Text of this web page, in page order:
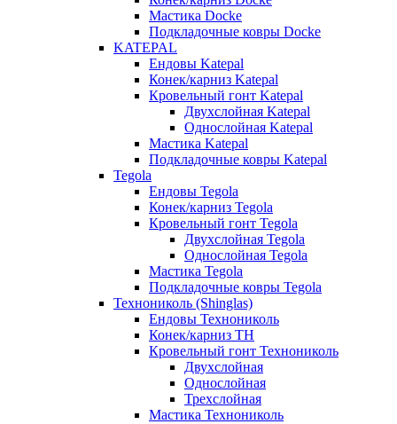
Мастика Docke
Подкладочные ковры Docke
KATEPAL
Ендовы Katepal
Конек/карниз Katepal
Кровельный гонт Katepal
Двухслойная Katepal
Однослойная Katepal
Мастика Katepal
Подкладочные ковры Katepal
Tegola
Ендовы Tegola
Конек/карниз Tegola
Кровельный гонт Tegola
Двухслойная Tegola
Однослойная Tegola
Мастика Tegola
Подкладочные ковры Tegola
Технониколь (Shinglas)
Ендовы Технониколь
Конек/карниз ТН
Кровельный гонт Технониколь
Двухслойная
Однослойная
Трехслойная
Мастика Технониколь